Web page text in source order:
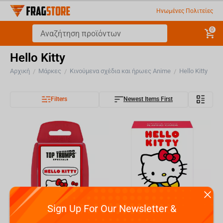
Ηνωμένες Πολιτείες
0
Hello Kitty
Αρχική / Μάρκες / Κινούμενα σχέδια και ήρωες Anime / Hello Kitty
Filters Newest Items First
Sign Up For Our Newsletter &